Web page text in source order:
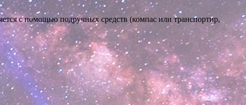
с помощью подручных средств (компас или транспортир,